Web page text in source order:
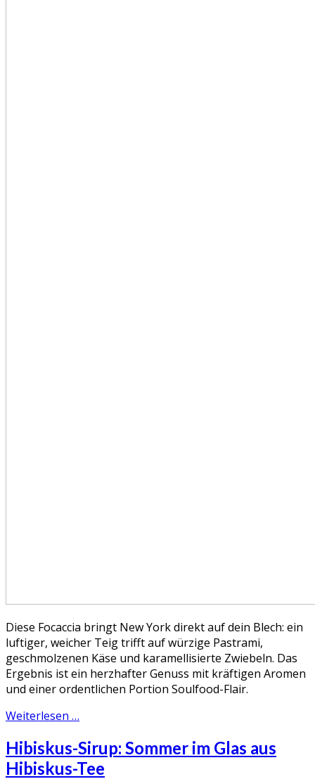
Diese Focaccia bringt New York direkt auf dein Blech: ein
luftiger, weicher Teig trifft auf würzige Pastrami,
geschmolzenen Käse und karamellisierte Zwiebeln. Das
Ergebnis ist ein herzhafter Genuss mit kräftigen Aromen
und einer ordentlichen Portion Soulfood-Flair.
Weiterlesen …
Hibiskus-Sirup: Sommer im Glas aus
Hibiskus-Tee